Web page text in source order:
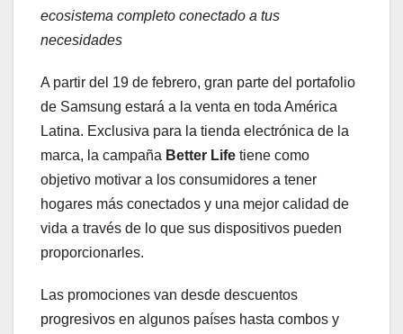
ecosistema completo conectado a tus
necesidades
A partir del 19 de febrero, gran parte del portafolio
de Samsung estará a la venta en toda América
Latina. Exclusiva para la tienda electrónica de la
marca, la campaña Better Life tiene como
objetivo motivar a los consumidores a tener
hogares más conectados y una mejor calidad de
vida a través de lo que sus dispositivos pueden
proporcionarles.
Las promociones van desde descuentos
progresivos en algunos países hasta combos y